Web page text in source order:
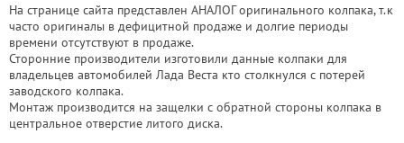
На странице сайта представлен АНАЛОГ оригинального колпака, т.к
часто оригиналы в дефицитной продаже и долгие периоды
времени отсутствуют в продаже.
Сторонние производители изготовили данные колпаки для
владельцев автомобилей Лада Веста кто столкнулся с потерей
заводского колпака.
Монтаж производится на защелки с обратной стороны колпака в
центральное отверстие литого диска.